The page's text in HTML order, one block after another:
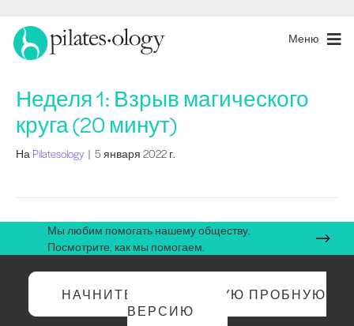
Меню
Неделя 1: Взрыв магического
круга (20 минут)
На Pilatesology | 5 января 2022 г.
Мы любим помогать нашему обществу.
Посмотрите, как мы помогаем.
НАЧНИТЕ БЕСПЛАТНУЮ ПРОБНУЮ
ВЕРСИЮ